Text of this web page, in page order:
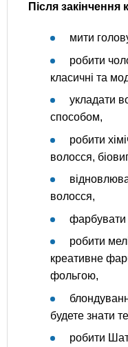
Після
мити
робити
класичні та
укладати
способом,
робити
волосся,
волосся,
фарбувати
робити
креативне
фольгою,
будете знати
робити